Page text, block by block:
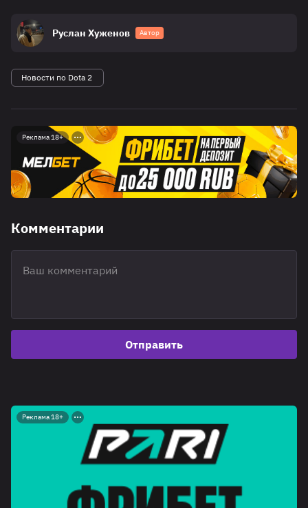
Руслан Хуженов Автор
Новости по Dota 2
Реклама 18+
Комментарии
Отправить
Реклама 18+